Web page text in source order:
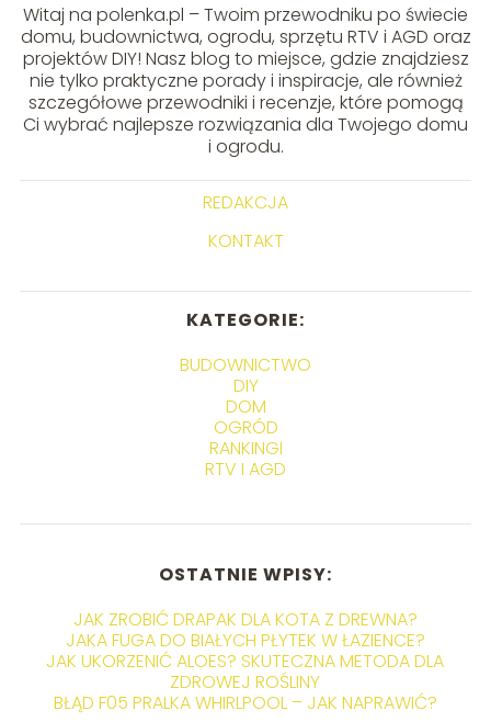
Witaj na polenka.pl – Twoim przewodniku po świecie
domu, budownictwa, ogrodu, sprzętu RTV i AGD oraz
projektów DIY! Nasz blog to miejsce, gdzie znajdziesz
nie tylko praktyczne porady i inspiracje, ale również
szczegółowe przewodniki i recenzje, które pomogą
Ci wybrać najlepsze rozwiązania dla Twojego domu
i ogrodu.
REDAKCJA
KONTAKT
KATEGORIE:
BUDOWNICTWO
DIY
DOM
OGRÓD
RANKINGI
RTV I AGD
OSTATNIE WPISY:
JAK ZROBIĆ DRAPAK DLA KOTA Z DREWNA?
JAKA FUGA DO BIAŁYCH PŁYTEK W ŁAZIENCE?
JAK UKORZENIĆ ALOES? SKUTECZNA METODA DLA
ZDROWEJ ROŚLINY
BŁĄD F05 PRALKA WHIRLPOOL – JAK NAPRAWIĆ?